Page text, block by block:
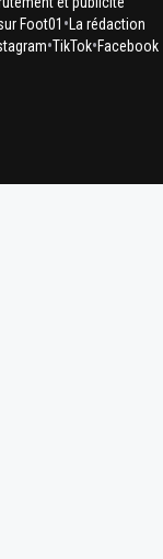
Foot01 • La rédaction
•TikTok•Facebook